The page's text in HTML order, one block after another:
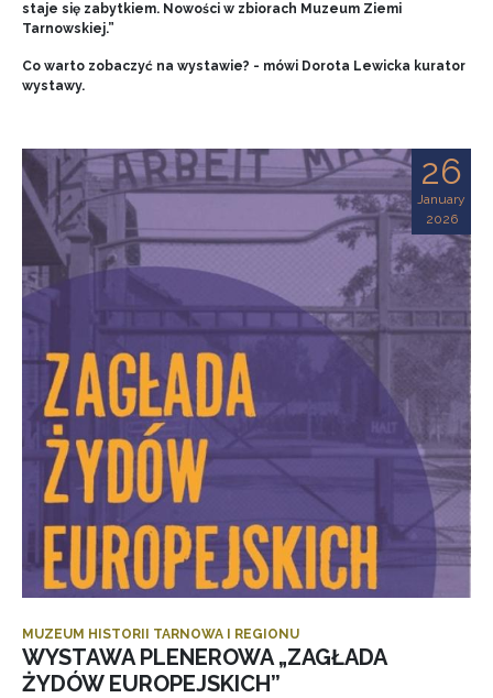
staje się zabytkiem. Nowości w zbiorach Muzeum Ziemi
Tarnowskiej.”
Co warto zobaczyć na wystawie? - mówi Dorota Lewicka kurator
wystawy.
26
January
2026
MUZEUM HISTORII TARNOWA I REGIONU
WYSTAWA PLENEROWA „ZAGŁADA
ŻYDÓW EUROPEJSKICH”